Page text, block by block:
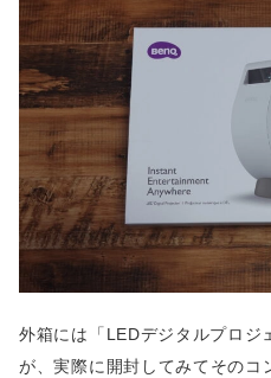
外箱には「LEDデジタルプロジ
が、実際に開封してみてそのコ